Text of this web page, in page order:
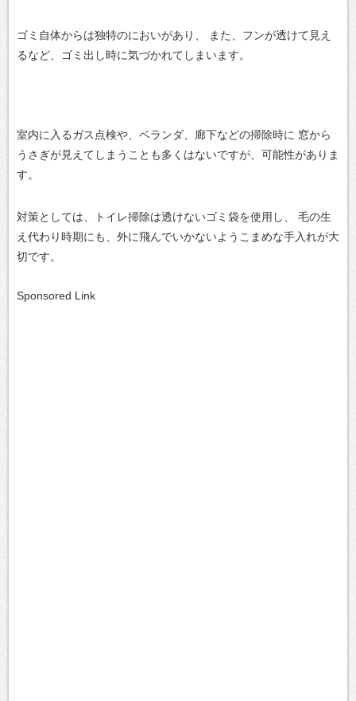
ゴミ自体からは独特のにおいがあり、
また、フンが透けて見え
るなど、ゴミ出し時に気づかれてしまいます。
室内に入るガス点検や、ベランダ、廊下などの掃除時に 窓から
うさぎが見えてしまうことも多くはないですが、可能性がありま
す。
対策としては、トイレ掃除は透けないゴミ袋を使用し、
毛の生
え代わり時期にも、外に飛んでいかないようこまめな手入れが大
切です。
Sponsored Link